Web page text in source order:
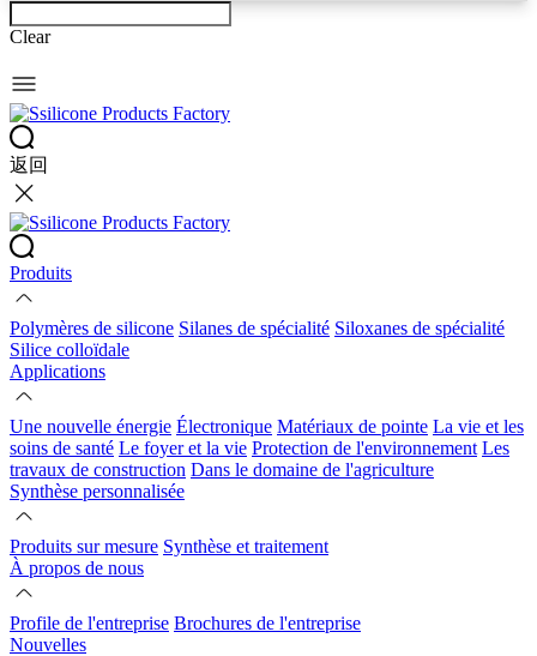
Clear
返回
Produits
Polymères de silicone Silanes de spécialité Siloxanes de spécialité
Silice colloïdale
Applications
Une nouvelle énergie Électronique Matériaux de pointe La vie et les
soins de santé Le foyer et la vie Protection de l'environnement Les
travaux de construction Dans le domaine de l'agriculture
Synthèse personnalisée
Produits sur mesure Synthèse et traitement
À propos de nous
Profile de l'entreprise Brochures de l'entreprise
Nouvelles